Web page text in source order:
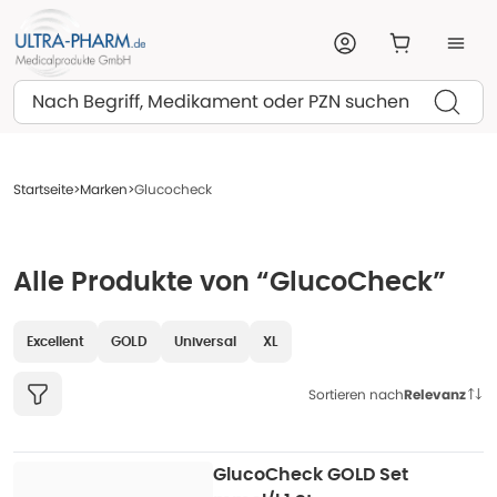
Suchen
Startseite Marken Glucocheck
Alle Produkte von “GlucoCheck”
Excellent GOLD Universal XL
Sortieren nachRelevanz
GlucoCheck GOLD Set